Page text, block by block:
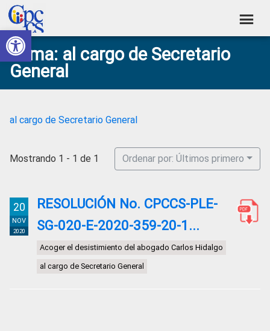
Abrir barra de herramientas
Skip
to
primary
navigation
Skip
to
main
content
Skip
to
primary
sidebar
Skip
to
footer
Consejo
de
Participación
Social
Construyendo
Poder
Ciudadano
Tema: al cargo de Secretario
General
al cargo de Secretario General
Mostrando 1 - 1 de 1 Ordenar por: Últimos primero
20
NOV
2020
RESOLUCIÓN No. CPCCS-PLE-
SG-020-E-2020-359-20-1...
Acoger el desistimiento del abogado Carlos Hidalgo
al cargo de Secretario General